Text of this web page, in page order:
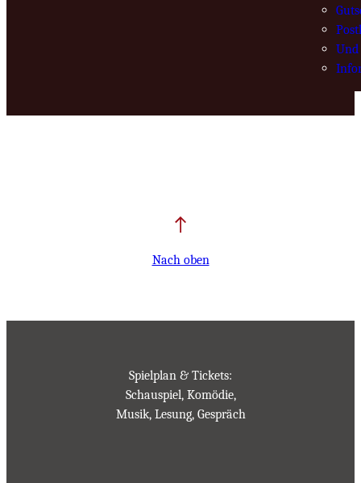
Und
Nach oben
Spielplan & Tickets:
Schauspiel, Komödie,
Musik, Lesung, Gespräch